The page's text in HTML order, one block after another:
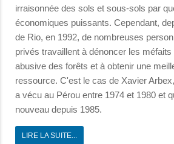
irraisonnée des sols et sous-sols par
économiques puissants. Cependant,
de Rio, en 1992, de nombreuses
privés travaillent à dénoncer les méfaits
abusive des forêts et à obtenir une
ressource. C'est le cas de Xavier
a vécu au Pérou entre 1974 et 1980 et
nouveau depuis 1985.
LIRE LA SUITE...